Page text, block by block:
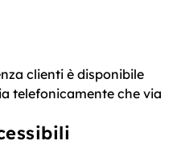
clienti è disponibile
telefonicamente che via